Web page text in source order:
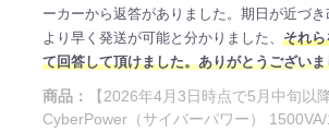
ーカーから返答がありました。期日が近づ
より早く発送が可能と分かりました、 それら
て回答して頂けました。ありがとうございま
商品：
【2026年4月3日時点で5月中旬以
CyberPower（サイバーパワー）